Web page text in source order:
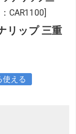
CAR1100]
リップ 三重
使える